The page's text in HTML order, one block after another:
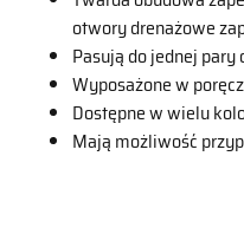
otwory drenażowe
Pasują do jednej pary
Wyposażone w
Dostępne w wielu
Mają możliwość